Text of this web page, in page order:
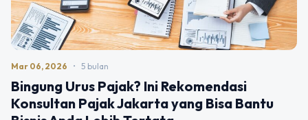
Mar 06, 2026 • 5 bulan
Bingung Urus Pajak? Ini Rekomendasi
Konsultan Pajak Jakarta yang Bisa Bantu